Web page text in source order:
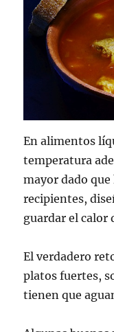
En alimentos
temperatura
mayor dado
recipientes,
guardar el calor
El verdadero
platos fuertes,
tienen que